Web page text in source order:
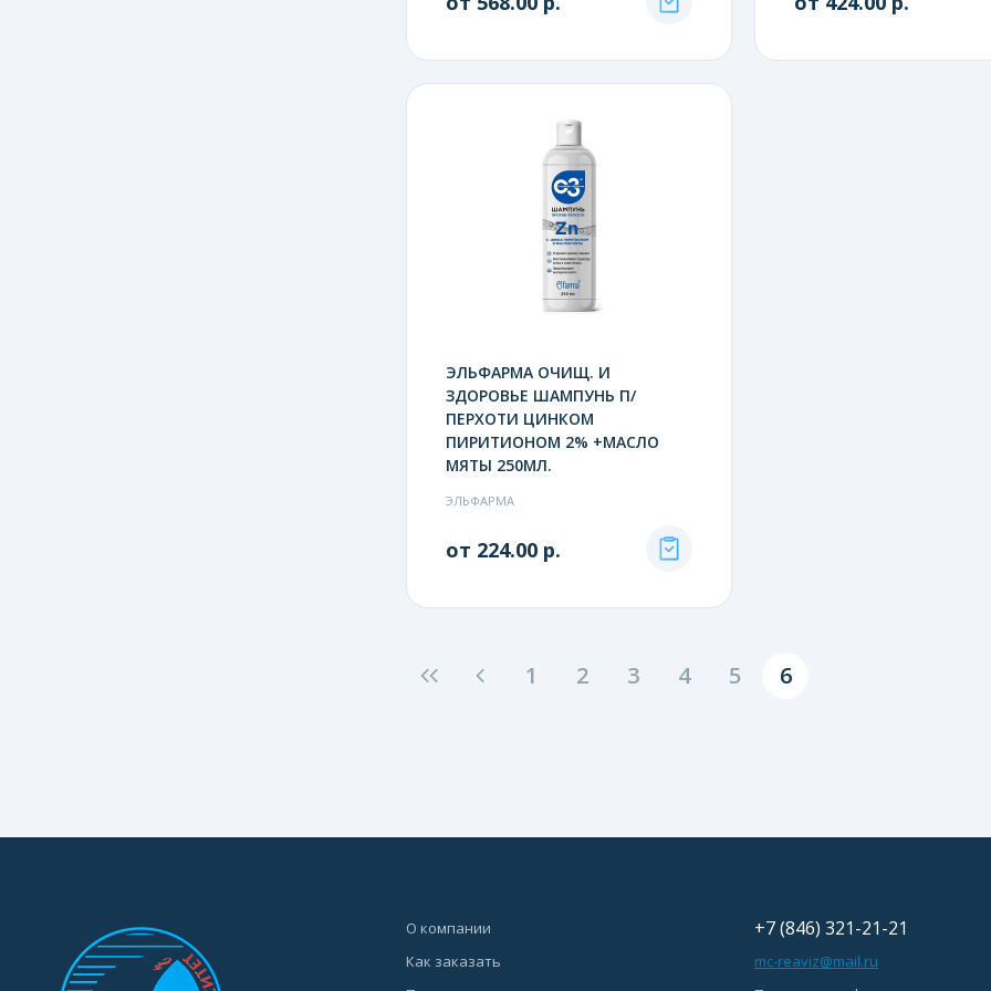
ЭЛЬФАРМА ОЧИЩ. И
ЗДОРОВЬЕ ШАМПУНЬ П/
ПЕРХОТИ ЦИНКОМ
ПИРИТИОНОМ 2% +МАСЛО
МЯТЫ 250МЛ.
ЭЛЬФАРМА
от 224.00 р.
1 2 3 4 5 6
О компании
Как заказать
+7 (846) 321-21-21
mc-reaviz@mail.ru